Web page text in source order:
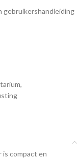
gebruikershandleiding
,
is compact en